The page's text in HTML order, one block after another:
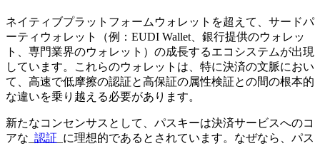
ネイティブプラットフォームウォレットを超えて、サードパ
ーティウォレット（例：EUDI Wallet、銀行提供のウォレッ
ト、専門業界のウォレット）の成長するエコシステムが出現
しています。これらのウォレットは、特に決済の文脈におい
て、高速で低摩擦の認証と高保証の属性検証との間の根本的
な違いを乗り越える必要があります。
新たなコンセンサスとして、パスキーは決済サービスへのコ
アな_ 認証 _に理想的であるとされています。なぜなら、パス